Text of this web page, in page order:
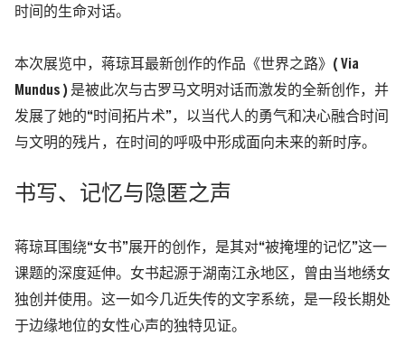
时间的生命对话。
本次展览中，蒋琼耳最新创作的作品《世界之路》( Via
Mundus ) 是被此次与古罗马文明对话而激发的全新创作，并
发展了她的“时间拓片术”，以当代人的勇气和决心融合时间
与文明的残片，在时间的呼吸中形成面向未来的新时序。
书写、记忆与隐匿之声
蒋琼耳围绕“女书”展开的创作，是其对“被掩埋的记忆”这一
课题的深度延伸。女书起源于湖南江永地区，曾由当地绣女
独创并使用。这一如今几近失传的文字系统，是一段长期处
于边缘地位的女性心声的独特见证。